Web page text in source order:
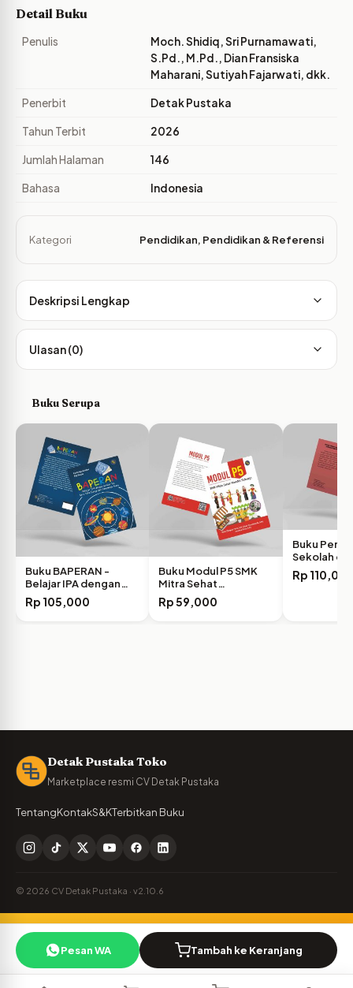
Detail Buku
Penulis
Moch. Shidiq, Sri Purnamawati,
S.Pd., M.Pd., Dian Fransiska
Maharani, Sutiyah Fajarwati, dkk.
Penerbit Detak Pustaka
Tahun Terbit 2026
Jumlah Halaman 146
Bahasa Indonesia
Kategori Pendidikan, Pendidikan & Referensi
Deskripsi Lengkap
Ulasan (0)
Buku Serupa
Buku BAPERAN -
Belajar IPA dengan…
Rp 105,000
Buku Modul P5 SMK
Mitra Sehat…
Rp59,000
Buku
Sekolah
Rp
Pesan WA Tambah ke Keranjang
Detak Pustaka Toko
Marketplace resmi CV Detak Pustaka
TentangKontakS&KTerbitkan Buku
© 2026 CV Detak Pustaka · v2.10.6
Penulis Detak Pustaka?
Cek royalti & naskah Anda